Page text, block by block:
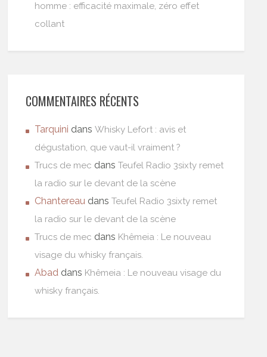
homme : efficacité maximale, zéro effet
collant
COMMENTAIRES RÉCENTS
Tarquini dansWhisky Lefort : avis et
dégustation, que vaut-il vraiment ?
Trucs de mec dansTeufel Radio 3sixty remet
la radio sur le devant de la scène
Chantereau dansTeufel Radio 3sixty remet
la radio sur le devant de la scène
Trucs de mec dans Khêmeia : Le nouveau
visage du whisky français.
Abad dans Khêmeia : Le nouveau visage du
whisky français.